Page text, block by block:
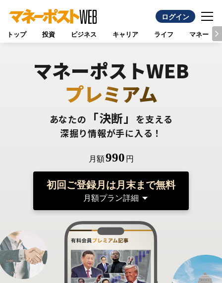
ログイン
トップ 投資 ビジネス キャリア ライフ マネー
マネーポストWEB
プレミアム
あなたの 「決断」
を支える
深掘り情報が手に入る！
月額990 円
初回ご登録月は月末まで無料
月額プラン詳細